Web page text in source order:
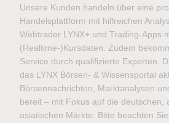
Unsere Kunden handeln über eine
Handelsplattform mit hilfreichen
Webtrader LYNX+ und Trading-Apps
(Realtime-)Kursdaten. Zudem
Service durch qualifizierte Experten.
das LYNX Börsen- & Wissensportal
Börsennachrichten, Marktanalysen
bereit – mit Fokus auf die deutschen,
asiatischen Märkte. Bitte beachten